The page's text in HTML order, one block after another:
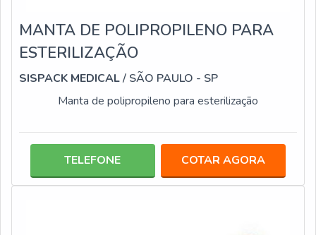
MANTA DE POLIPROPILENO PARA
ESTERILIZAÇÃO
SISPACK MEDICAL/ SÃO PAULO - SP
Manta de polipropileno para esterilização
TELEFONE COTAR AGORA